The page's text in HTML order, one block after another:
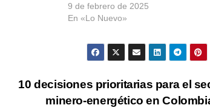
9 de febrero de 2025
En «Lo Nuevo»
10 decisiones prioritarias para el
minero-energético en